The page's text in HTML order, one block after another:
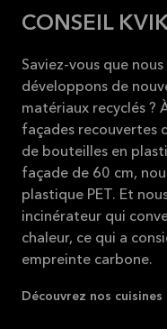
CONSEIL
Saviez-vous que
développons de
matériaux recyclés ?
façades recouvertes
de bouteilles en
façade de 60 cm,
plastique PET. Et
incinérateur qui
chaleur, ce qui a
empreinte carbone.
Découvrez nos